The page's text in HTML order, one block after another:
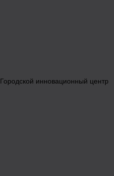
Городской инновационный центр